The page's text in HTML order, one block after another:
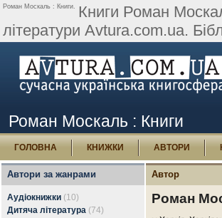
Роман Москаль : Книги. Книги Роман
літератури Avtura.com.ua.
Роман Москаль : Книги
ГОЛОВНА КНИЖКИ АВТОРИ
Автори за жанрами
Аудіокнижки (10)
Дитяча література (74)
Автор
Роман